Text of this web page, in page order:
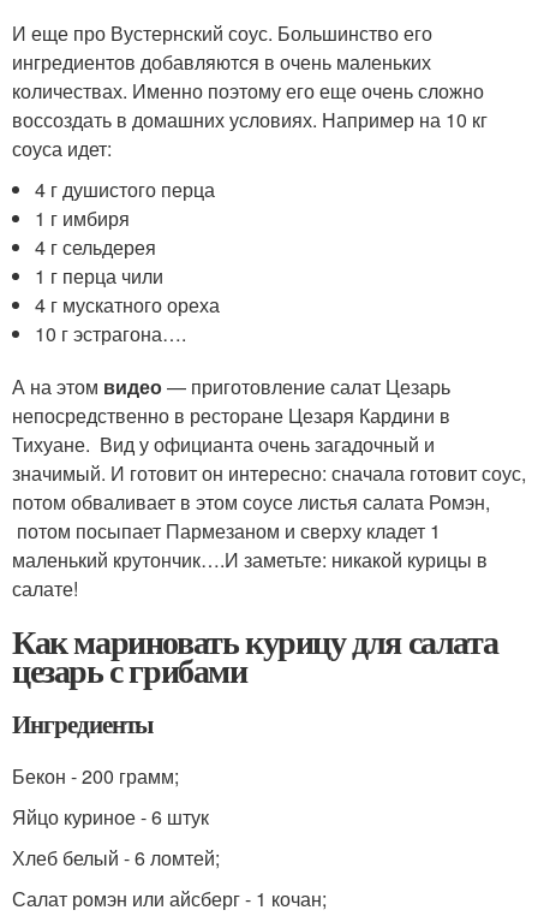
И еще про Вустернский соус. Большинство его
ингредиентов добавляются в очень маленьких
количествах. Именно поэтому его еще очень сложно
воссоздать в домашних условиях. Например на 10 кг
соуса идет:
4 г душистого перца
1 г имбиря
4 г сельдерея
1 г перца чили
4 г мускатного ореха
10 г эстрагона….
А на этом видео— приготовление салат Цезарь
непосредственно в ресторане Цезаря Кардини в
Тихуане. Вид у официанта очень загадочный и
значимый. И готовит он интересно: сначала готовит соус,
потом обваливает в этом соусе листья салата Ромэн,
потом посыпает Пармезаном и сверху кладет 1
маленький крутончик….И заметьте: никакой курицы в
салате!
Как мариновать курицу для салата
цезарь с грибами
Ингредиенты
Бекон - 200 грамм;
Яйцо куриное - 6 штук
Хлеб белый - 6 ломтей;
Салат ромэн или айсберг - 1 кочан;